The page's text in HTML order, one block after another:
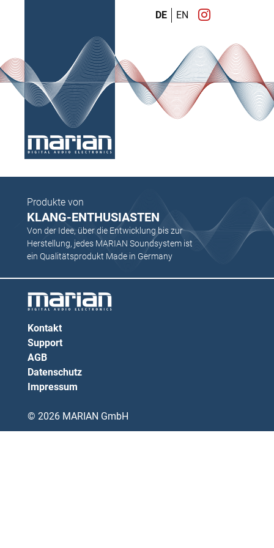
DE EN
Produkte von
KLANG-ENTHUSIASTEN
Von der Idee, über die Entwicklung bis zur
Herstellung, jedes MARIAN Soundsystem ist
ein Qualitätsprodukt Made in Germany
Kontakt
Support
AGB
Datenschutz
Impressum
© 2026 MARIAN GmbH